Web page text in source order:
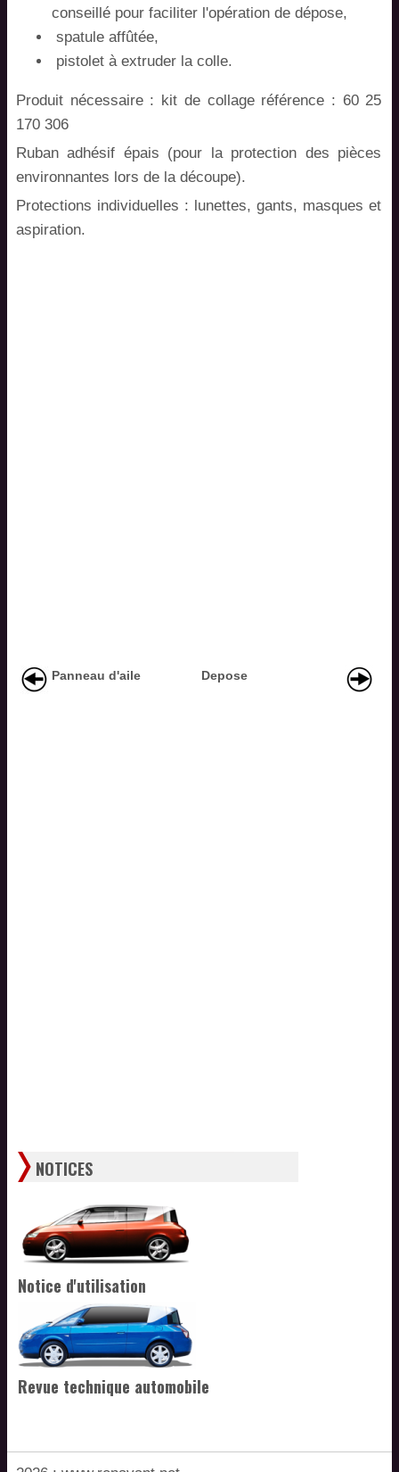
conseillé pour faciliter l'opération de dépose,
spatule affûtée,
pistolet à extruder la colle.
Produit nécessaire : kit de collage référence : 60 25
170 306
Ruban adhésif épais (pour la protection des pièces
environnantes lors de la découpe).
Protections individuelles : lunettes, gants, masques et
aspiration.
Panneau d'aile Depose
NOTICES
Notice d'utilisation
Revue technique automobile